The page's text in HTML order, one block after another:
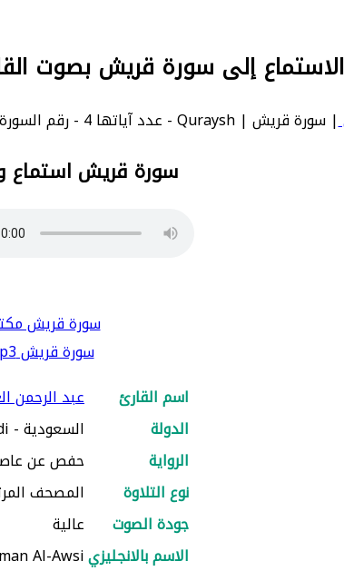
الاستماع إلى سورة قريش بصوت
| سورة قريش | Quraysh - عدد آياتها 4 - رقم السورة في المصحف: 106 - معنى السورة بالإنجليزية: Quraysh.
سورة قريش استماع
سورة قريش
سورة قريش mp3
اسم القارئ
عبد الرحمن
الدولة
السعودية - Saudi
الرواية
حفص عن
نوع التلاوة
المصحف
جودة الصوت
عالية
الاسم بالانجليزيAl-Awsi